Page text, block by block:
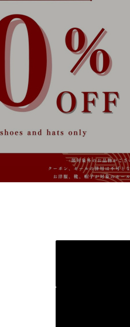
を開催を終了させてい
ます)